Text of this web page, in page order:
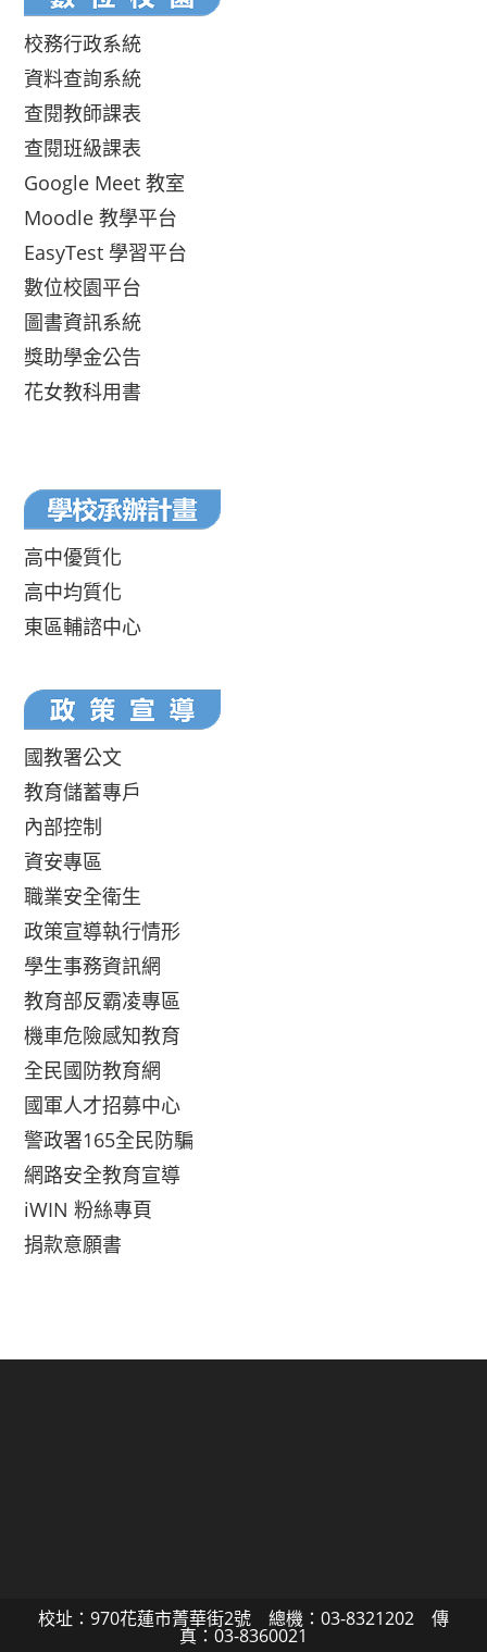
校務行政系統
資料查詢系統
查閱教師課表
查閱班級課表
Google Meet 教室
Moodle 教學平台
EasyTest 學習平台
數位校園平台
圖書資訊系統
獎助學金公告
花女教科用書
高中優質化
高中均質化
東區輔諮中心
國教署公文
教育儲蓄專戶
內部控制
資安專區
職業安全衛生
政策宣導執行情形
學生事務資訊網
教育部反霸凌專區
機車危險感知教育
全民國防教育網
國軍人才招募中心
警政署165全民防騙
網路安全教育宣導
iWIN 粉絲專頁
捐款意願書
校址：970花蓮市菁華街2號 總機：03-8321202 傳
真：03-8360021